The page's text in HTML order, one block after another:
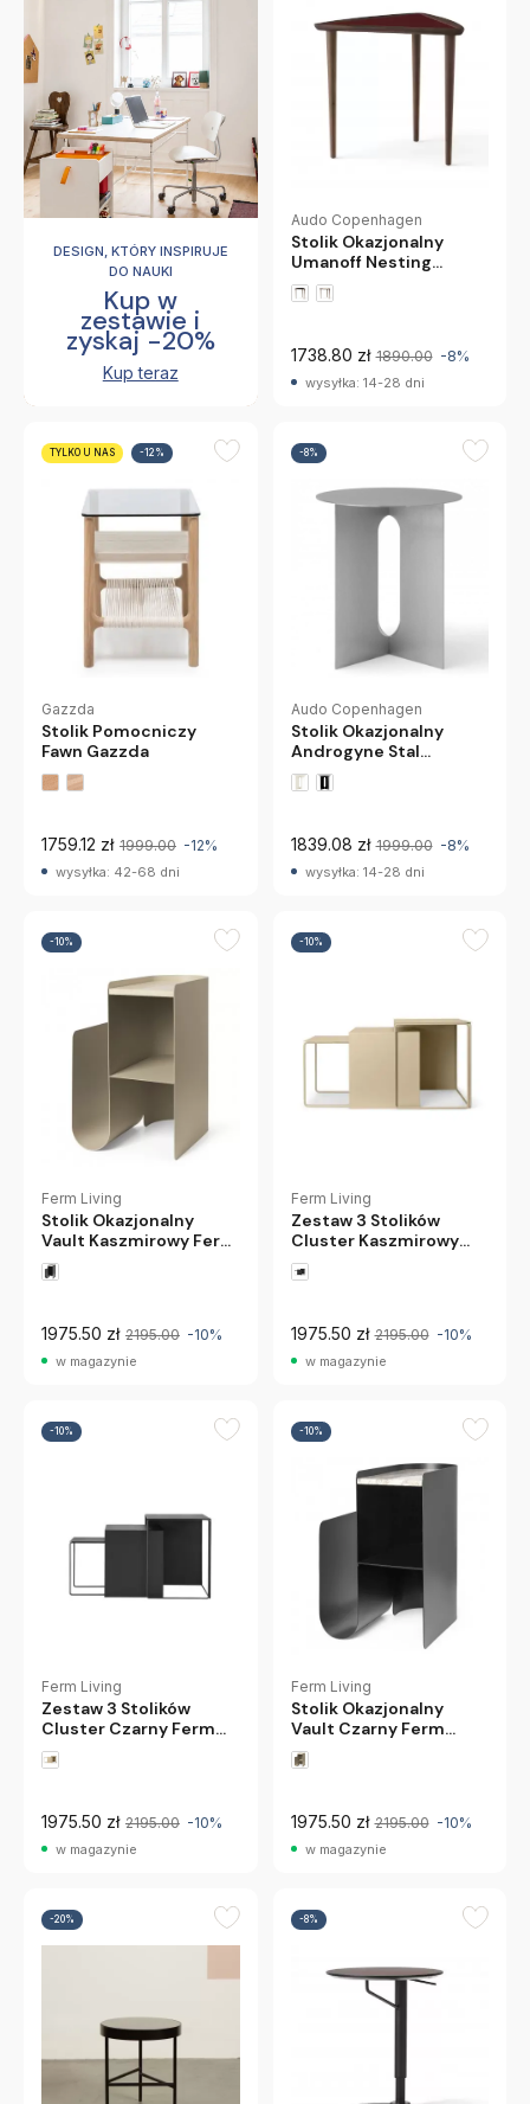
DESIGN, KTÓRY INSPIRUJE
DO NAUKI
Kup w
zestawie i
zyskaj -20%
Kup teraz
Audo Copenhagen
Stolik Okazjonalny
Umanoff Nesting
Burgundowy Audo
Copenhagen
1738.80 zł 1890.00 -8%
wysyłka: 14-28 dni
TYLKO U NAS -12%
Gazzda
Stolik Pomocniczy
Fawn Gazzda
1759.12 zł 1999.00 -12%
wysyłka: 42-68 dni
-8%
Audo Copenhagen
Stolik Okazjonalny
Androgyne Stal
Szczotkowana Audo
Copenhagen
1839.08 zł 1999.00 -8%
wysyłka: 14-28 dni
-10%
Ferm Living
Stolik Okazjonalny
Vault Kaszmirowy Ferm
Living
1975.50 zł 2195.00 -10%
w magazynie
-10%
Ferm Living
Zestaw 3 Stolików
Cluster Kaszmirowy
Ferm Living
1975.50 zł 2195.00 -10%
w magazynie
-10%
Ferm Living
Zestaw 3 Stolików
Cluster Czarny Ferm
Living
1975.50 zł 2195.00 -10%
w magazynie
-10%
Ferm Living
Stolik Okazjonalny
Vault Czarny Ferm
Living
1975.50 zł 2195.00 -10%
w magazynie
-20% -8%